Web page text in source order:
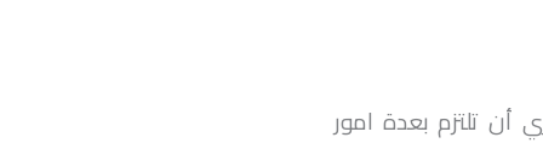
أن تلتزم بعدة امور